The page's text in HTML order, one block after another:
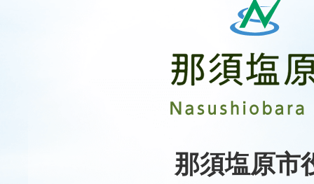
原
市
City
那須塩原市